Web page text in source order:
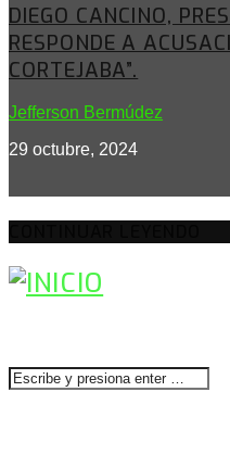
DIEGO CANCINO,
RESPONDE A
CORTEJABA”.
Jefferson Bermúdez
29 octubre, 2024